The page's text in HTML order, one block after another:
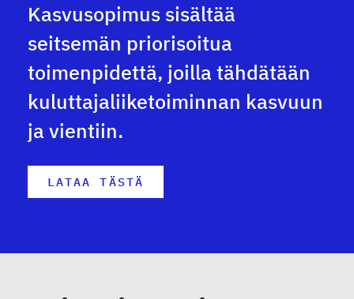
Kasvusopimus sisältää
seitsemän priorisoitua
toimenpidettä, joilla tähdätään
kuluttajaliiketoiminnan kasvuun
ja vientiin.
LATAA TÄSTÄ